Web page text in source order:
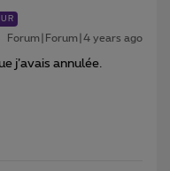
Forum|Forum|4 years ago
j’avais annulée.